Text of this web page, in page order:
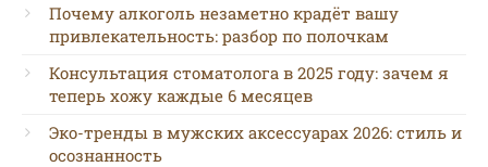
Почему алкоголь незаметно крадёт вашу
привлекательность: разбор по полочкам
Консультация стоматолога в 2025 году: зачем я
теперь хожу каждые 6 месяцев
Эко-тренды в мужских аксессуарах 2026: стиль и
осознанность